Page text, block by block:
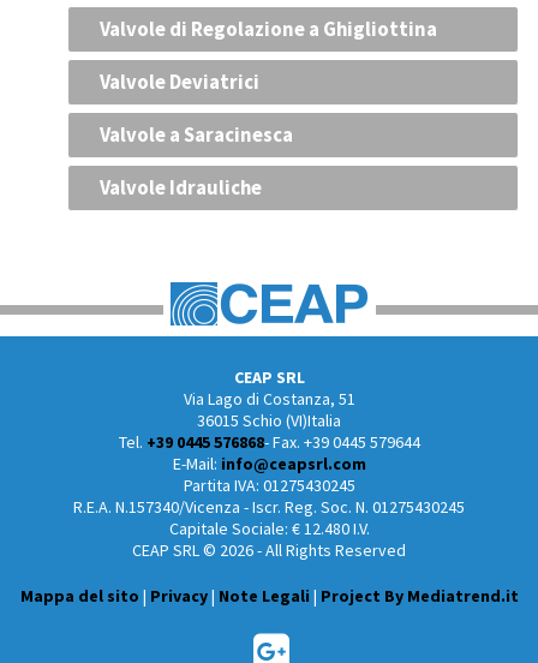
Valvole di Regolazione a Ghigliottina
Valvole Deviatrici
Valvole a Saracinesca
Valvole Idrauliche
CEAP SRL
Via Lago di Costanza, 51
36015 Schio (VI)Italia
Tel. +39 0445 576868- Fax. +39 0445 579644
E-Mail: info@ceapsrl.com
Partita IVA: 01275430245
R.E.A. N.157340/Vicenza - Iscr. Reg. Soc. N. 01275430245
Capitale Sociale: € 12.480 I.V.
CEAP SRL © 2026 - All Rights Reserved
Mappa del sito | Privacy| Note Legali | Project By Mediatrend.it